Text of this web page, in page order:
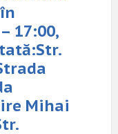
17:00,
Mihai